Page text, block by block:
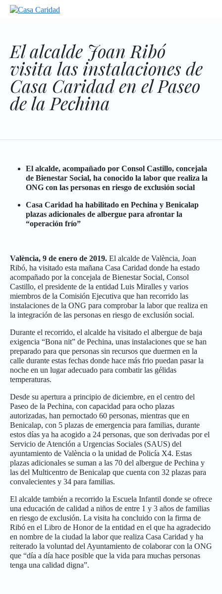
El alcalde Joan Ribó
visita las instalaciones de
Casa Caridad en el Paseo
de la Pechina
El alcalde, acompañado por Consol Castillo, concejala
de Bienestar Social, ha conocido la labor que realiza la
ONG con las personas en riesgo de exclusión social
Casa Caridad ha habilitado en Pechina y Benicalap
plazas adicionales de albergue para afrontar la
“operación frío”
València, 9 de enero de 2019. El alcalde de València, Joan
Ribó, ha visitado esta mañana Casa Caridad donde ha estado
acompañado por la concejala de Bienestar Social, Consol
Castillo, el presidente de la entidad Luis Miralles y varios
miembros de la Comisión Ejecutiva que han recorrido las
instalaciones de la ONG para comprobar la labor que realiza en
la integración de las personas en riesgo de exclusión social.
Durante el recorrido, el alcalde ha visitado el albergue de baja
exigencia “Bona nit” de Pechina, unas instalaciones que se han
preparado para que personas sin recursos que duermen en la
calle durante estas fechas donde hace más frio puedan pasar la
noche en un lugar adecuado para combatir las gélidas
temperaturas.
Desde su apertura a principio de diciembre, en el centro del
Paseo de la Pechina, con capacidad para ocho plazas
autorizadas, han pernoctado 60 personas, mientras que en
Benicalap, con 5 plazas de emergencia para familias, durante
estos días ya ha acogido a 24 personas, que son derivadas por el
Servicio de Atención a Urgencias Sociales (SAUS) del
ayuntamiento de València o la unidad de Policía X4. Estas
plazas adicionales se suman a las 70 del albergue de Pechina y
las del Multicentro de Benicalap que cuenta con 32 plazas para
convalecientes y 34 para familias.
El alcalde también a recorrido la Escuela Infantil donde se ofrece
una educación de calidad a niños de entre 1 y 3 años de familias
en riesgo de exclusión. La visita ha concluido con la firma de
Ribó en el Libro de Honor de la entidad en el que ha agradecido
en nombre de la ciudad la labor que realiza Casa Caridad y ha
reiterado la voluntad del Ayuntamiento de colaborar con la ONG
que “día a día hace posible que la vida para muchas personas
tenga una calidad digna”.